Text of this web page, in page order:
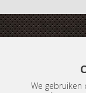
9712 LN
We